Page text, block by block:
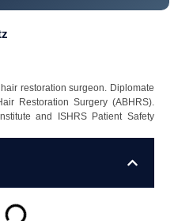
restoration surgeon. Diplomate
Restoration Surgery (ABHRS).
and ISHRS Patient Safety